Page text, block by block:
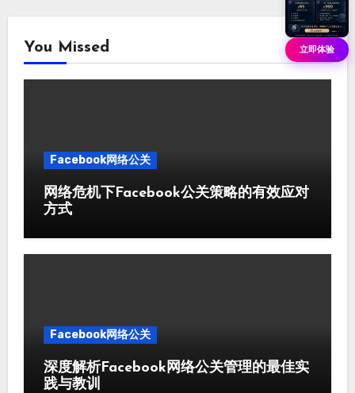
You Missed
Facebook网络公关
网络危机下Facebook公关策略的有效应对
方式
Facebook网络公关
深度解析Facebook网络公关管理的最佳实
践与教训
立即体验